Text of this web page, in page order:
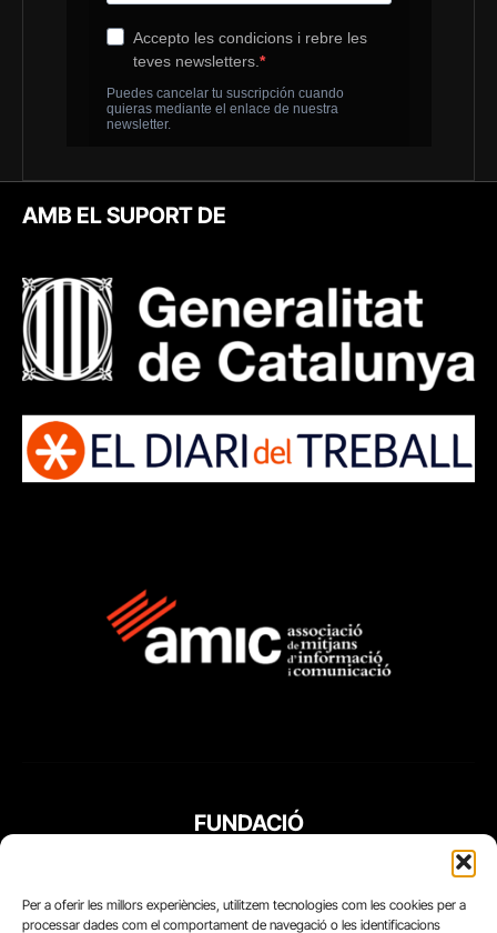
Per a oferir les millors experiències, utilitzem tecnologies com les cookies per a
processar dades com el comportament de navegació o les identificacions
AMB EL SUPORT DE
FUNDACIÓ